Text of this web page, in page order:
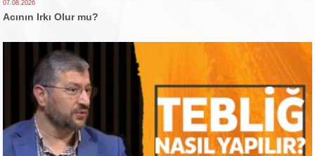
07.08.2026
Acının Irkı Olur mu?